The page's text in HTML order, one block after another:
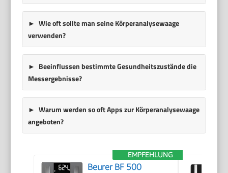
Wie oft sollte man seine Körperanalysewaage
verwenden?
Beeinflussen bestimmte Gesundheitszustände die
Messergebnisse?
Warum werden so oft Apps zur Körperanalysewaage
angeboten?
EMPFEHLUNG
Beurer BF 500